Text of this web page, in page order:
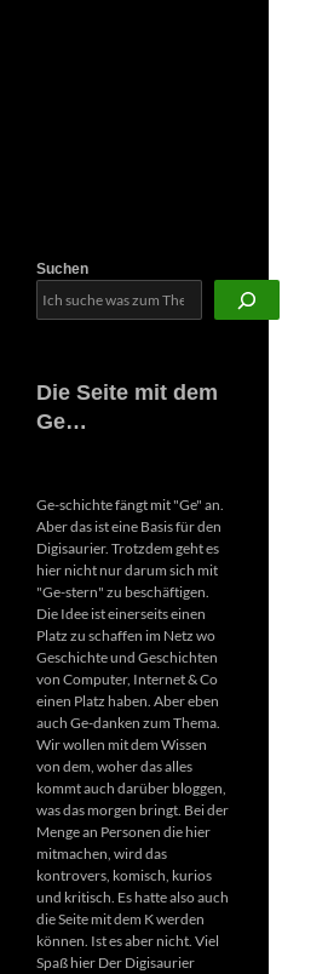
Suchen
Die Seite mit dem
Ge…
Ge-schichte fängt mit "Ge" an.
Aber das ist eine Basis für den
Digisaurier. Trotzdem geht es
hier nicht nur darum sich mit
"Ge-stern" zu beschäftigen.
Die Idee ist einerseits einen
Platz zu schaffen im Netz wo
Geschichte und Geschichten
von Computer, Internet & Co
einen Platz haben. Aber eben
auch Ge-danken zum Thema.
Wir wollen mit dem Wissen
von dem, woher das alles
kommt auch darüber bloggen,
was das morgen bringt. Bei der
Menge an Personen die hier
mitmachen, wird das
kontrovers, komisch, kurios
und kritisch. Es hatte also auch
die Seite mit dem K werden
können. Ist es aber nicht. Viel
Spaß hier Der Digisaurier